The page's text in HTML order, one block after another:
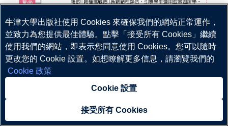
試閱：
一上
二上
三上
四上
牛津大學出版社使用 Cookies 來確保我們的網站正常運作，
並致力為您提供最佳體驗。點擊「接受所有 Cookies」繼續
使用我們的網站，即表示您同意使用 Cookies。您可以隨時
更改您的 Cookie 設置。如想瞭解更多信息，請瀏覽我們的
Cookie 政策
Cookie 設置
接受所有 Cookies